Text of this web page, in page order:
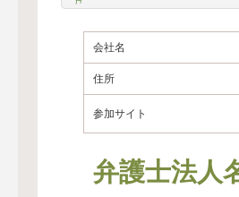
会社名
住所
参加サイト
弁護士法人